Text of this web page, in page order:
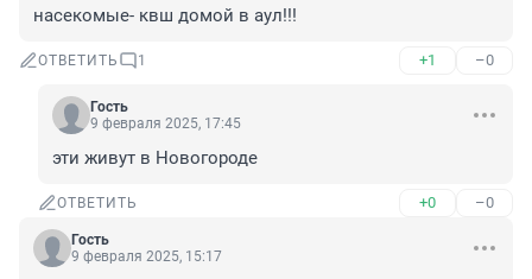
насекомые- квш домой в аул!!!
ОТВЕТИТЬ 1 +1 –0
Гость
9 февраля 2025, 17:45
эти живут в Новогороде
ОТВЕТИТЬ +0 –0
Гость
9 февраля 2025, 15:17